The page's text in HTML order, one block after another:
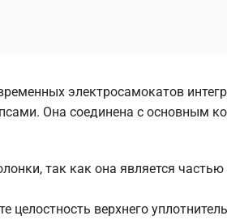
электросамокатов
Она соединена с основным
так как она является
верхнего